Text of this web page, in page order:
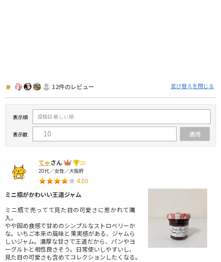
12件のレビュー 並び替えを閉じる
表示順
表示数
てゃさん
20
20代／女性／大阪府
4.00
ミニ瓶がかわいい王道ジャム
ミニ瓶で売ってて見た目の可愛さに惹かれて購
入。
やや固め食感で甘めのシンプルなストロベリーか
な。いちご本来の風味と果実感がある、ジャムら
しいジャム。濃厚な甘さで王道だから、パンやヨ
ーグルトと相性良さそう。日常使いしやすいし、
見た目の可愛さも含めてコレクションしたくなる。